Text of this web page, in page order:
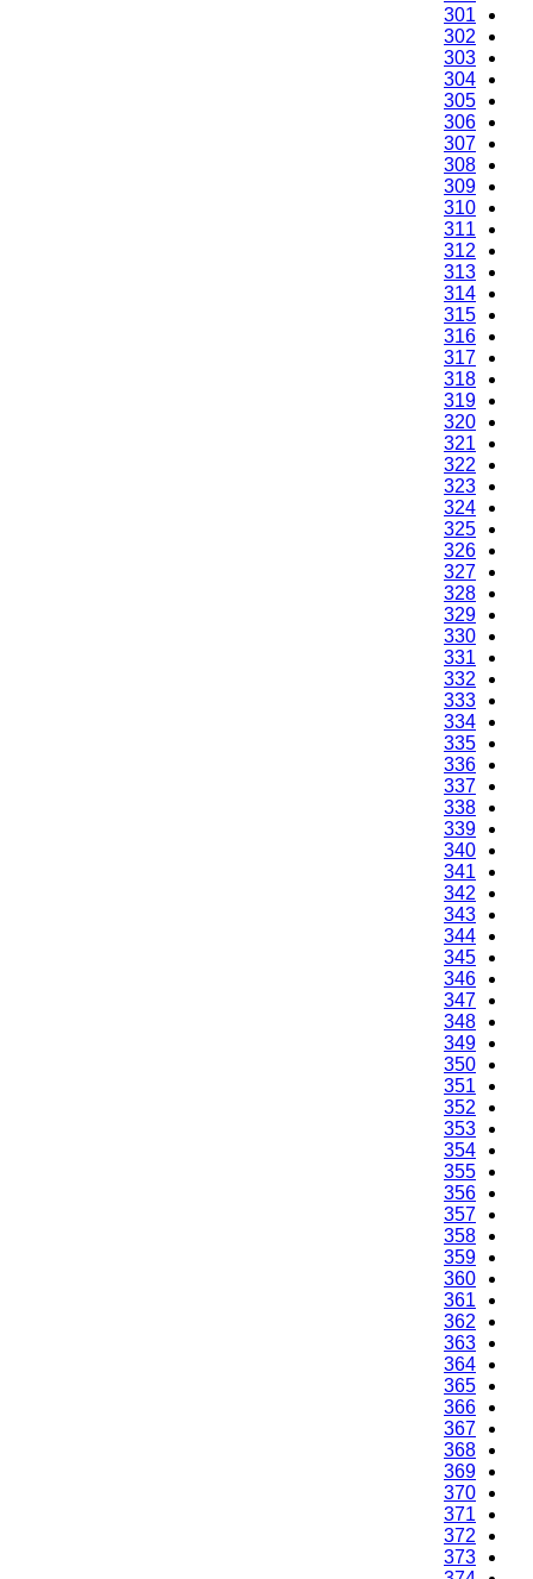
301
302
303
304
305
306
307
308
309
310
311
312
313
314
315
316
317
318
319
320
321
322
323
324
325
326
327
328
329
330
331
332
333
334
335
336
337
338
339
340
341
342
343
344
345
346
347
348
349
350
351
352
353
354
355
356
357
358
359
360
361
362
363
364
365
366
367
368
369
370
371
372
373